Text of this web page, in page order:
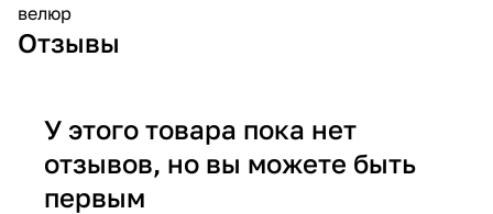
велюр
Отзывы
У этого товара пока нет
отзывов, но вы можете быть
первым